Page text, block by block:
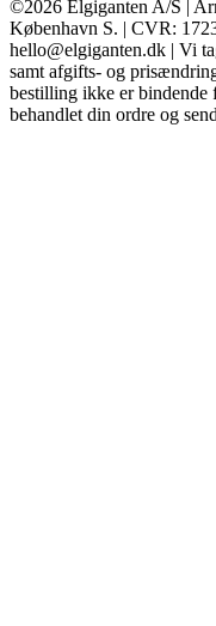
©2026 Elgiganten A/S |
København S. | CVR:
hello@elgiganten.dk | Vi
samt afgifts- og
bestilling ikke er
behandlet din ordre og